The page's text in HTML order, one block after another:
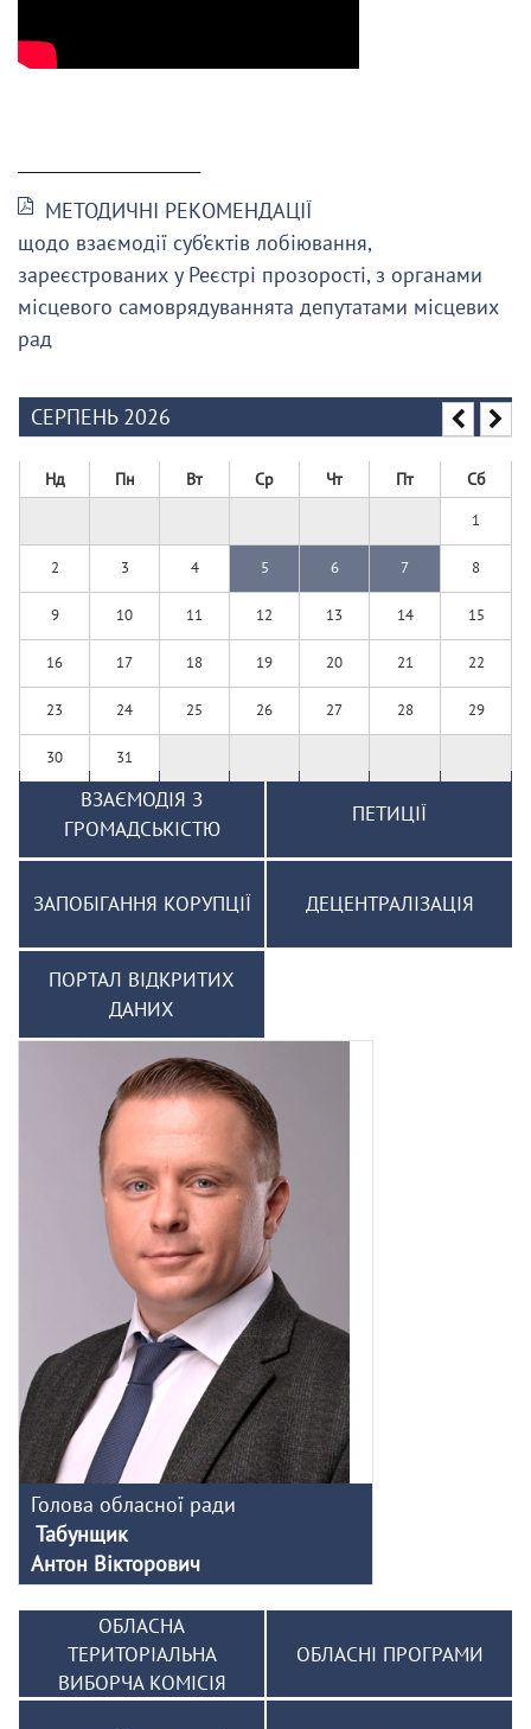
МЕТОДИЧНІ РЕКОМЕНДАЦІЇ
щодо взаємодії суб’єктів лобіювання,
зареєстрованих у Реєстрі прозорості, з органами
місцевого самоврядуваннята депутатами місцевих
рад
СЕРПЕНЬ 2026
Нд Пн Вт Ср Чт Пт Сб
1
2 3 4 5 6 7 8
9 10 11 12 13 14 15
16 17 18 19 20 21 22
23 24 25 26 27 28 29
30 31
ВЗАЄМОДІЯ З
ГРОМАДСЬКІСТЮ
ПЕТИЦІЇ
ЗАПОБІГАННЯ КОРУПЦІЇ ДЕЦЕНТРАЛІЗАЦІЯ
ПОРТАЛ ВІДКРИТИХ
ДАНИХ
Голова обласної ради
Табунщик
Антон Вікторович
ОБЛАСНА
ТЕРИТОРІАЛЬНА
ВИБОРЧА КОМІСІЯ
ОБЛАСНІ ПРОГРАМИ